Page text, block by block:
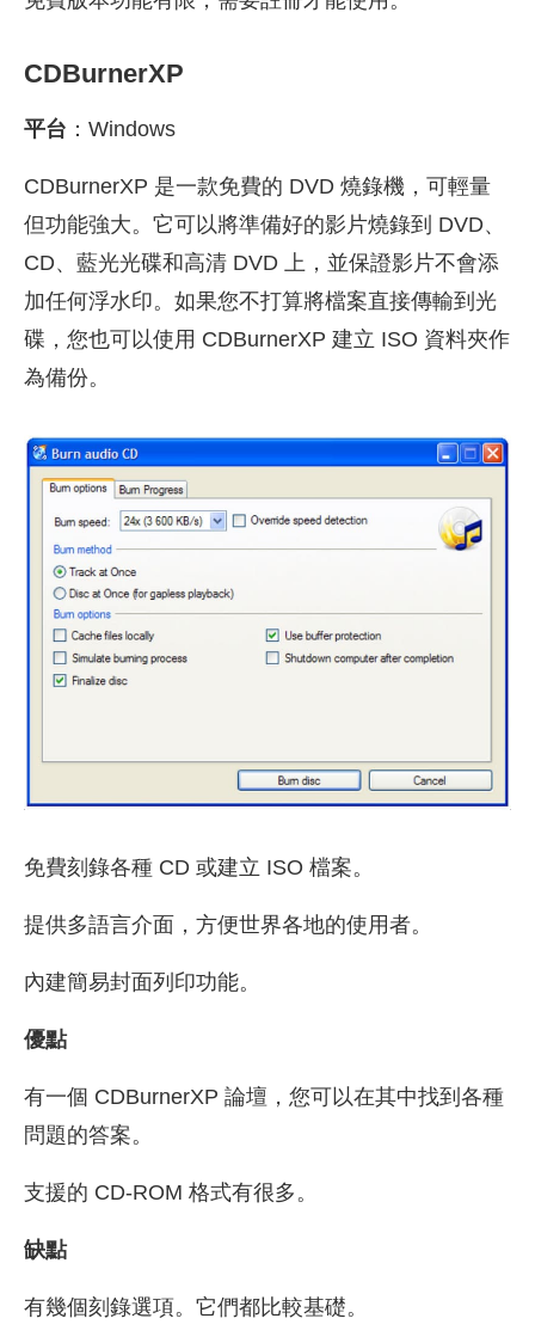
CDBurnerXP
平台 ：Windows
CDBurnerXP 是一款免費的 DVD 燒錄機，可輕量
但功能強大。它可以將準備好的影片燒錄到 DVD、
CD、藍光光碟和高清 DVD 上，並保證影片不會添
加任何浮水印。如果您不打算將檔案直接傳輸到光
碟，您也可以使用 CDBurnerXP 建立 ISO 資料夾作
為備份。
免費刻錄各種 CD 或建立 ISO 檔案。
提供多語言介面，方便世界各地的使用者。
內建簡易封面列印功能。
優點
有一個 CDBurnerXP 論壇，您可以在其中找到各種
問題的答案。
支援的 CD-ROM 格式有很多。
缺點
有幾個刻錄選項。它們都比較基礎。